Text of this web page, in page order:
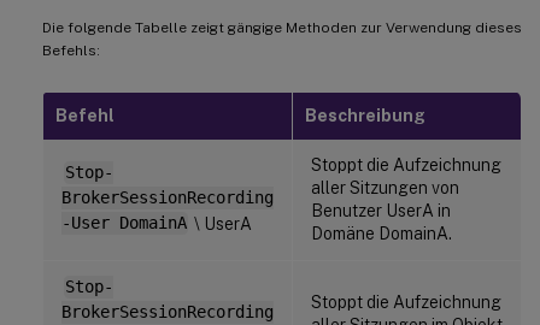
Die folgende Tabelle zeigt gängige Methoden zur Verwendung dieses
Befehls:
Befehl Beschreibung
Stop-
BrokerSessionRecording
-User DomainA \ UserA
Stoppt die Aufzeichnung
aller Sitzungen von
Benutzer UserA in
Domäne DomainA.
Stop-
BrokerSessionRecording
Stoppt die Aufzeichnung